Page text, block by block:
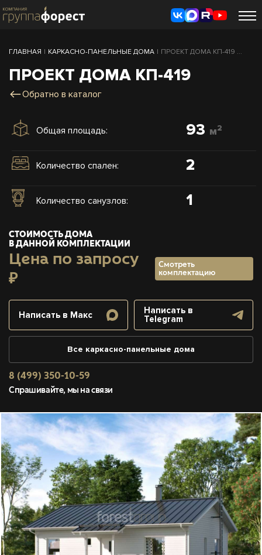
ГЛАВНАЯ | КАРКАСНО-ПАНЕЛЬНЫЕ ДОМА | ПРОЕКТ ДОМА КП-419 ...
ПРОЕКТ ДОМА КП-419
Обратно в каталог
Общая площадь: 93 м2
Количество спален: 2
Количество санузлов: 1
СТОИМОСТЬ ДОМА
В ДАННОЙ КОМПЛЕКТАЦИИ
Цена по запросу
₽
Смотреть
комплектацию
Написать в Макс
Написать в
Telegram
Все каркасно-панельные дома
8 (499) 350-10-59
Спрашивайте, мы на связи